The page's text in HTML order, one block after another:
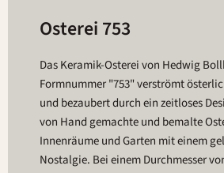
Osterei 753
Das Keramik-Osterei von Hedwig
Formnummer "753" verströmt
und bezaubert durch ein zeitloses
von Hand gemachte und bemalte
Innenräume und Garten mit einem
Nostalgie. Bei einem Durchmesser